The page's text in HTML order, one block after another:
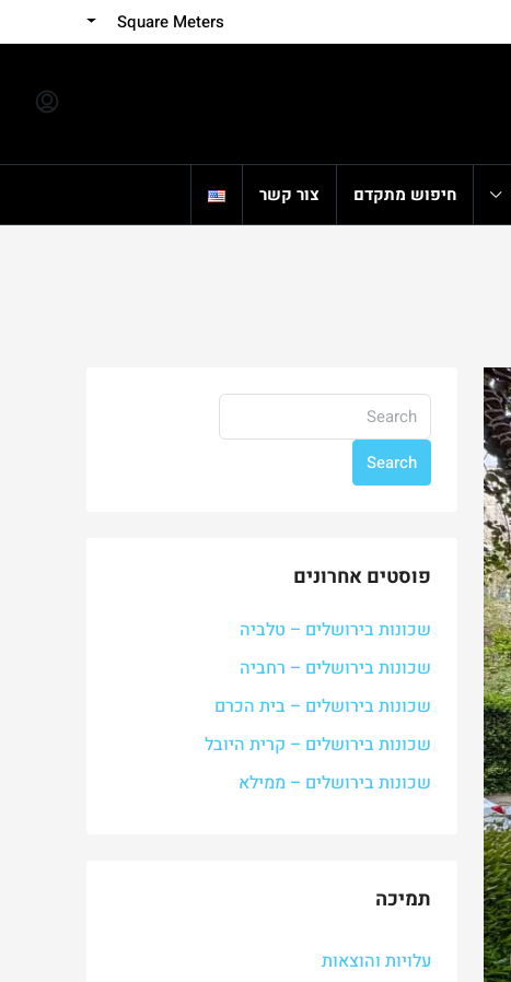
Square Meters
חיפוש מתקדם צור קשר
Search
פוסטים אחרונים
שכונות בירושלים – טלביה
שכונות בירושלים – רחביה
שכונות בירושלים – בית הכרם
שכונות בירושלים – קרית היובל
שכונות בירושלים – ממילא
תמיכה
עלויות והוצאות